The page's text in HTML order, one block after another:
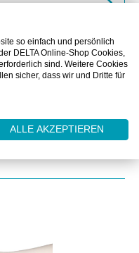
so einfach und persönlich
DELTA Online-Shop Cookies,
sind. Weitere Cookies
sicher, dass wir und Dritte für
ALLE AKZEPTIEREN